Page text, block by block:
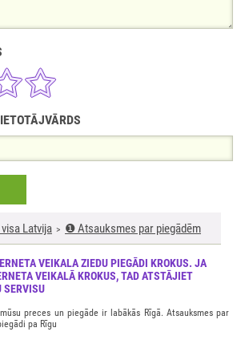
Latvija ❶ Atsauksmes par piegādēm
VEIKALA ZIEDU PIEGĀDI KROKUS. JA
VEIKALĀ KROKUS, TAD ATSTĀJIET
SERVISU
preces un piegāde ir labākās Rīgā. Atsauksmes par
pa Rīgu